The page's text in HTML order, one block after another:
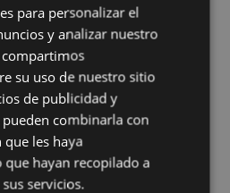
de Don Luis Vicente
como concejal.
de acta
la sesión de 19 de diciembre
BASQUE
SPANISH
para personalizar el
y analizar nuestro
su uso de nuestro sitio
de publicidad y
combinarla con
les haya
hayan recopilado a
servicios.